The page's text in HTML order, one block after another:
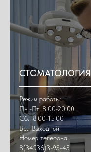
СТОМАТОЛОГИЯ
Режим работы:
Пн.-Пт. 8:00-20:00
Сб.: 8:00-15:00
Вс.: Выходной
Номер телефона:
8(34936)3-95-45